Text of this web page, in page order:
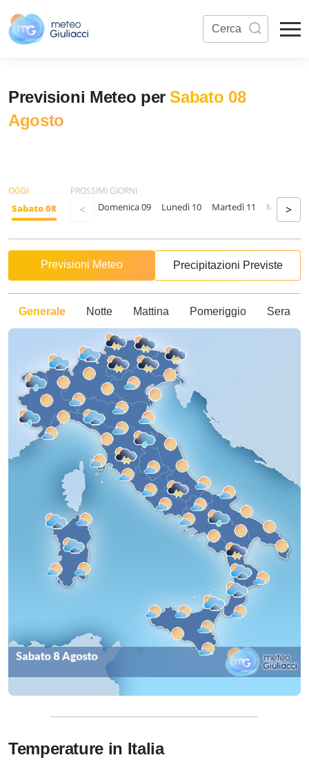
Previsioni Meteo perSabato 08
Agosto
OGGI
Sabato 08
PROSSIMI GIORNI
< Domenica 09 Lunedì 10 Martedì 11 Mercoledì
>
Previsioni Meteo Precipitazioni Previste
Generale Notte Mattina Pomeriggio Sera
Temperature in Italia